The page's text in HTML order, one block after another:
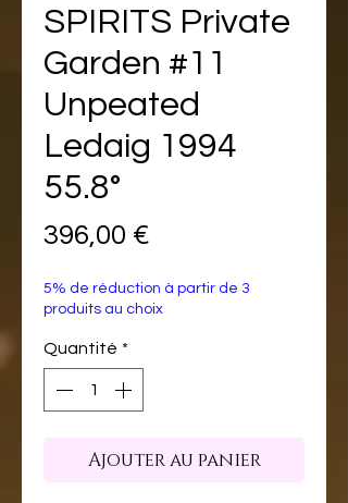
SPIRITS Private
Garden #11
Unpeated
Ledaig 1994
55.8°
396,00 €
5% de réduction à partir de 3
produits au choix
Quantité *
Ajouter au panier